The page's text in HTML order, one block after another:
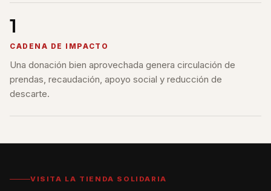
1
CADENA DE IMPACTO
Una donación bien aprovechada genera circulación de
prendas, recaudación, apoyo social y reducción de
descarte.
VISITA LA TIENDA SOLIDARIA